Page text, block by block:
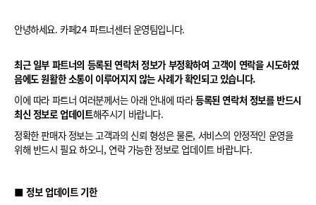
안녕하세요. 카페24 파트너센터 운영팀입니다.
최근 일부 파트너의 등록된 연락처 정보가 부정확하여 고객이 연락을 시도하였
음에도 원활한 소통이 이루어지지 않는 사례가 확인되고 있습니다.
이에 따라 파트너 여러분께서는 아래 안내에 따라등록된 연락처 정보를 반드시
최신 정보로 업데이트해주시기 바랍니다.
정확한 판매자 정보는 고객과의 신뢰 형성은 물론, 서비스의 안정적인 운영을
위해 반드시 필요 하오니, 연락 가능한 정보로 업데이트 바랍니다.
■정보 업데이트 기한